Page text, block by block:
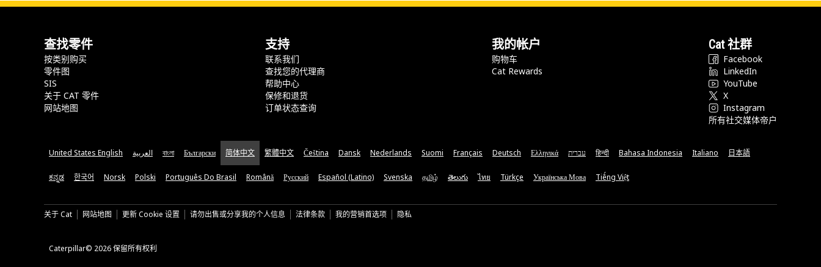
查找零件
按类别购买
零件图
SIS
关于 CAT 零件
网站地图
支持
联系我们
查找您的代理商
帮助中心
保修和退货
订单状态查询
我的帐户
购物车
Cat Rewards
Cat 社群
Facebook
LinkedIn
YouTube
X
Instagram
所有社交媒体帝户
United States English العربية বাংলা Български 简体中文 繁體中文 Čeština Dansk Nederlands Suomi Français Deutsch Ελληνικά עברית हिन्दी Bahasa Indonesia Italiano 日本語
ಕನ್ನಡ 한국어 Norsk Polski Português Do Brasil Română Русский Español (Latino) Svenska தமிழ் తెలుగు ไทย Türkçe Українська Мова Tiếng Việt
关于 Cat 网站地图 更新 Cookie 设置 请勿出售或分享我的个人信息 法律条款 我的营销首选项 隐私
Caterpillar© 2026 保留所有权利